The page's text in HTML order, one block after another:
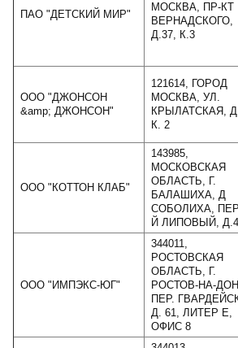
ПАО "ДЕТСКИЙ МИР"
МОСКВА, ПР-КТ
ВЕРНАДСКОГО,
Д.37, К.3
ООО "ДЖОНСОН
&amp; ДЖОНСОН"
121614, ГОРОД
МОСКВА, УЛ.
КРЫЛАТСКАЯ,
К. 2
ООО "КОТТОН КЛАБ"
143985,
МОСКОВСКАЯ
ОБЛАСТЬ, Г.
БАЛАШИХА, Д
СОБОЛИХА,
Й ЛИПОВЫЙ, Д.4
ООО "ИМПЭКС-ЮГ"
344011,
РОСТОВСКАЯ
ОБЛАСТЬ, Г.
РОСТОВ-НА-
ПЕР.
Д. 61, ЛИТЕР Е,
ОФИС 8